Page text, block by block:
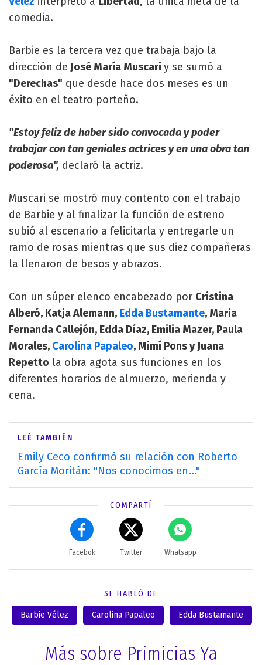
comedia.
Barbie es la tercera vez que trabaja bajo la
dirección de José María Muscari y se sumó a
"Derechas" que desde hace dos meses es un
éxito en el teatro porteño.
"Estoy feliz de haber sido convocada y poder
trabajar con tan geniales actrices y en una obra tan
poderosa", declaró la actriz.
Muscari se mostró muy contento con el trabajo
de Barbie y al finalizar la función de estreno
subió al escenario a felicitarla y entregarle un
ramo de rosas mientras que sus diez compañeras
la llenaron de besos y abrazos.
Con un súper elenco encabezado por Cristina
Alberó, Katja Alemann, Edda Bustamante, Maria
Fernanda Callejón, Edda Díaz, Emilia Mazer, Paula
Morales, Carolina Papaleo, Mimí Pons y Juana
Repetto la obra agota sus funciones en los
diferentes horarios de almuerzo, merienda y
cena.
LEÉ TAMBIÉN
Emily Ceco confirmó su relación con Roberto
García Moritán: "Nos conocimos en..."
COMPARTÍ
Facebok Twitter Whatsapp
SE HABLÓ DE
Barbie Vélez Carolina Papaleo Edda Bustamante
Más sobre Primicias Ya